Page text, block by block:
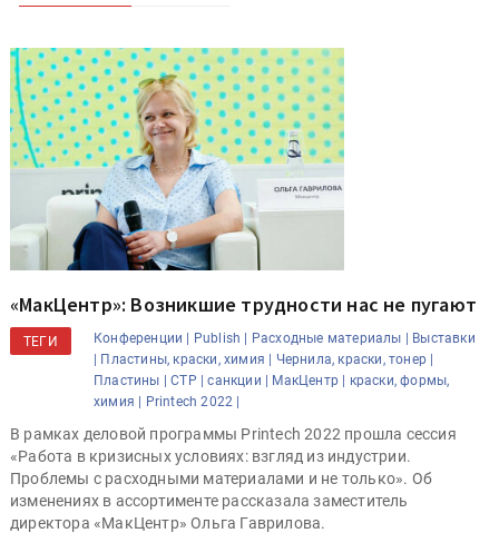
«МакЦентр»: Возникшие трудности нас не пугают
ТЕГИ Конференции | Publish | Расходные материалы | Выставки
| Пластины, краски, химия | Чернила, краски, тонер |
Пластины | CTP | санкции | МакЦентр | краски, формы,
химия | Printech 2022 |
В рамках деловой программы Printech 2022 прошла сессия
«Работа в кризисных условиях: взгляд из индустрии.
Проблемы с расходными материалами и не только». Об
изменениях в ассортименте рассказала заместитель
директора «МакЦентр» Ольга Гаврилова.